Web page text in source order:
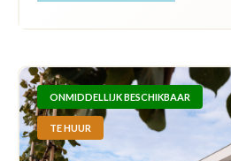
ONMIDDELLIJK BESCHIKBAAR
TE HUUR